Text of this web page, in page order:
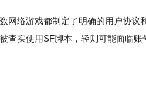
网络游戏都制定了明确的用户协
查实使用SF脚本，轻则可能面临